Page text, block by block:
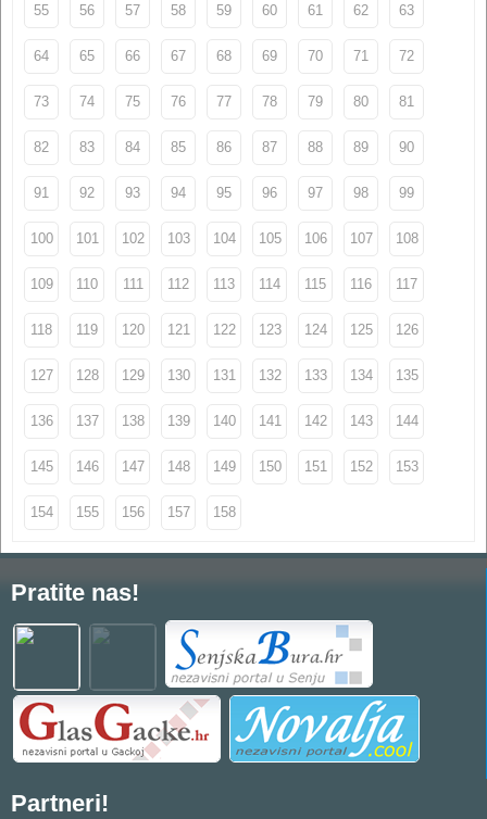
55 56 57 58 59 60 61 62 63
64 65 66 67 68 69 70 71 72
73 74 75 76 77 78 79 80 81
82 83 84 85 86 87 88 89 90
91 92 93 94 95 96 97 98 99
100 101 102 103 104 105 106 107 108
109 110 111 112 113 114 115 116 117
118 119 120 121 122 123 124 125 126
127 128 129 130 131 132 133 134 135
136 137 138 139 140 141 142 143 144
145 146 147 148 149 150 151 152 153
154 155 156 157 158
Pratite nas!
Partneri!